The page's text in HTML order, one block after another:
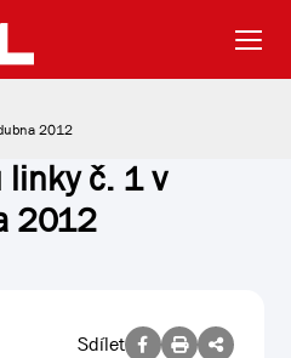
2012
linky č. 1 v
2012
Sdílet